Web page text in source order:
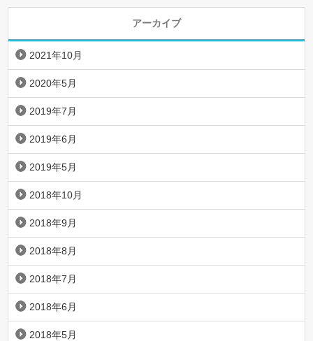
アーカイブ
2021年10月
2020年5月
2019年7月
2019年6月
2019年5月
2018年10月
2018年9月
2018年8月
2018年7月
2018年6月
2018年5月